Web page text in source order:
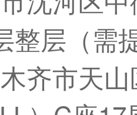
整层（需
齐市天